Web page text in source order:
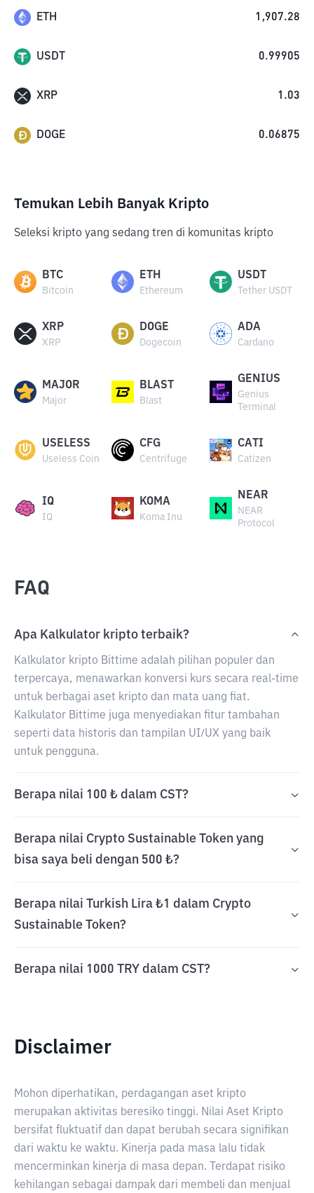
ETH 1,907.28
USDT 0.99905
XRP 1.03
DOGE 0.06875
Temukan Lebih Banyak Kripto
Seleksi kripto yang sedang tren di komunitas kripto
BTC
Bitcoin
ETH
Ethereum
USDT
Tether USDT
XRP
XRP
DOGE
Dogecoin
ADA
Cardano
MAJOR
Major
BLAST
Blast
GENIUS
Genius
Terminal
USELESS
Useless Coin
CFG
Centrifuge
CATI
Catizen
IQ
IQ
KOMA
Koma Inu
NEAR
NEAR
Protocol
FAQ
Apa Kalkulator kripto terbaik?
Kalkulator kripto Bittime adalah pilihan populer dan
terpercaya, menawarkan konversi kurs secara real-time
untuk berbagai aset kripto dan mata uang fiat.
Kalkulator Bittime juga menyediakan fitur tambahan
seperti data historis dan tampilan UI/UX yang baik
untuk pengguna.
Berapa nilai 100 ₺ dalam CST?
Berapa nilai Crypto Sustainable Token yang
bisa saya beli dengan 500 ₺?
Berapa nilai Turkish Lira ₺1 dalam Crypto
Sustainable Token?
Berapa nilai 1000 TRY dalam CST?
Disclaimer
Mohon diperhatikan, perdagangan aset kripto
merupakan aktivitas beresiko tinggi. Nilai Aset Kripto
bersifat fluktuatif dan dapat berubah secara signifikan
dari waktu ke waktu. Kinerja pada masa lalu tidak
mencerminkan kinerja di masa depan. Terdapat risiko
kehilangan sebagai dampak dari membeli dan menjual